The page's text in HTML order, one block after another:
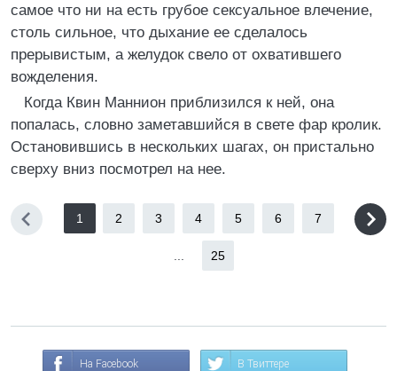
самое что ни на есть грубое сексуальное влечение,
столь сильное, что дыхание ее сделалось
прерывистым, а желудок свело от охватившего
вожделения.
Когда Квин Маннион приблизился к ней, она
попалась, словно заметавшийся в свете фар кролик.
Остановившись в нескольких шагах, он пристально
сверху вниз посмотрел на нее.
1 2 3 4 5 6 7
25
На Facebook В Твиттере